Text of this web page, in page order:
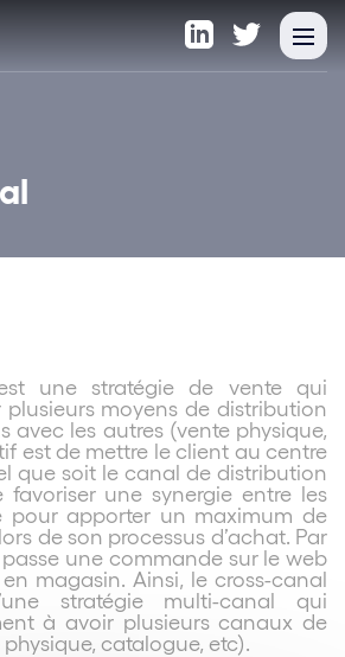
une stratégie de vente qui
plusieurs moyens de distribution
avec les autres (vente physique,
est de mettre le client au centre
que soit le canal de distribution
favoriser une synergie entre les
pour apporter un maximum de
de son processus d’achat. Par
une commande sur le web
magasin. Ainsi, le cross-canal
stratégie multi-canal qui
à avoir plusieurs canaux de
catalogue, etc).